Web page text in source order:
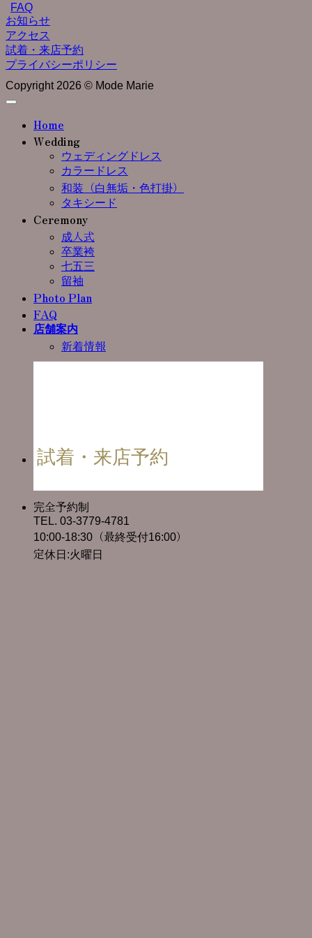
FAQ
お知らせ
アクセス
試着・来店予約
プライバシーポリシー
Copyright 2026 © Mode Marie
Home
Wedding
ウェディングドレス
カラードレス
和装（白無垢・色打掛）
タキシード
Ceremony
成人式
卒業袴
七五三
留袖
Photo Plan
FAQ
店舗案内
新着情報
試着・来店予約
完全予約制
TEL. 03-3779-4781
10:00-18:30（最終受付16:00）
定休日:火曜日